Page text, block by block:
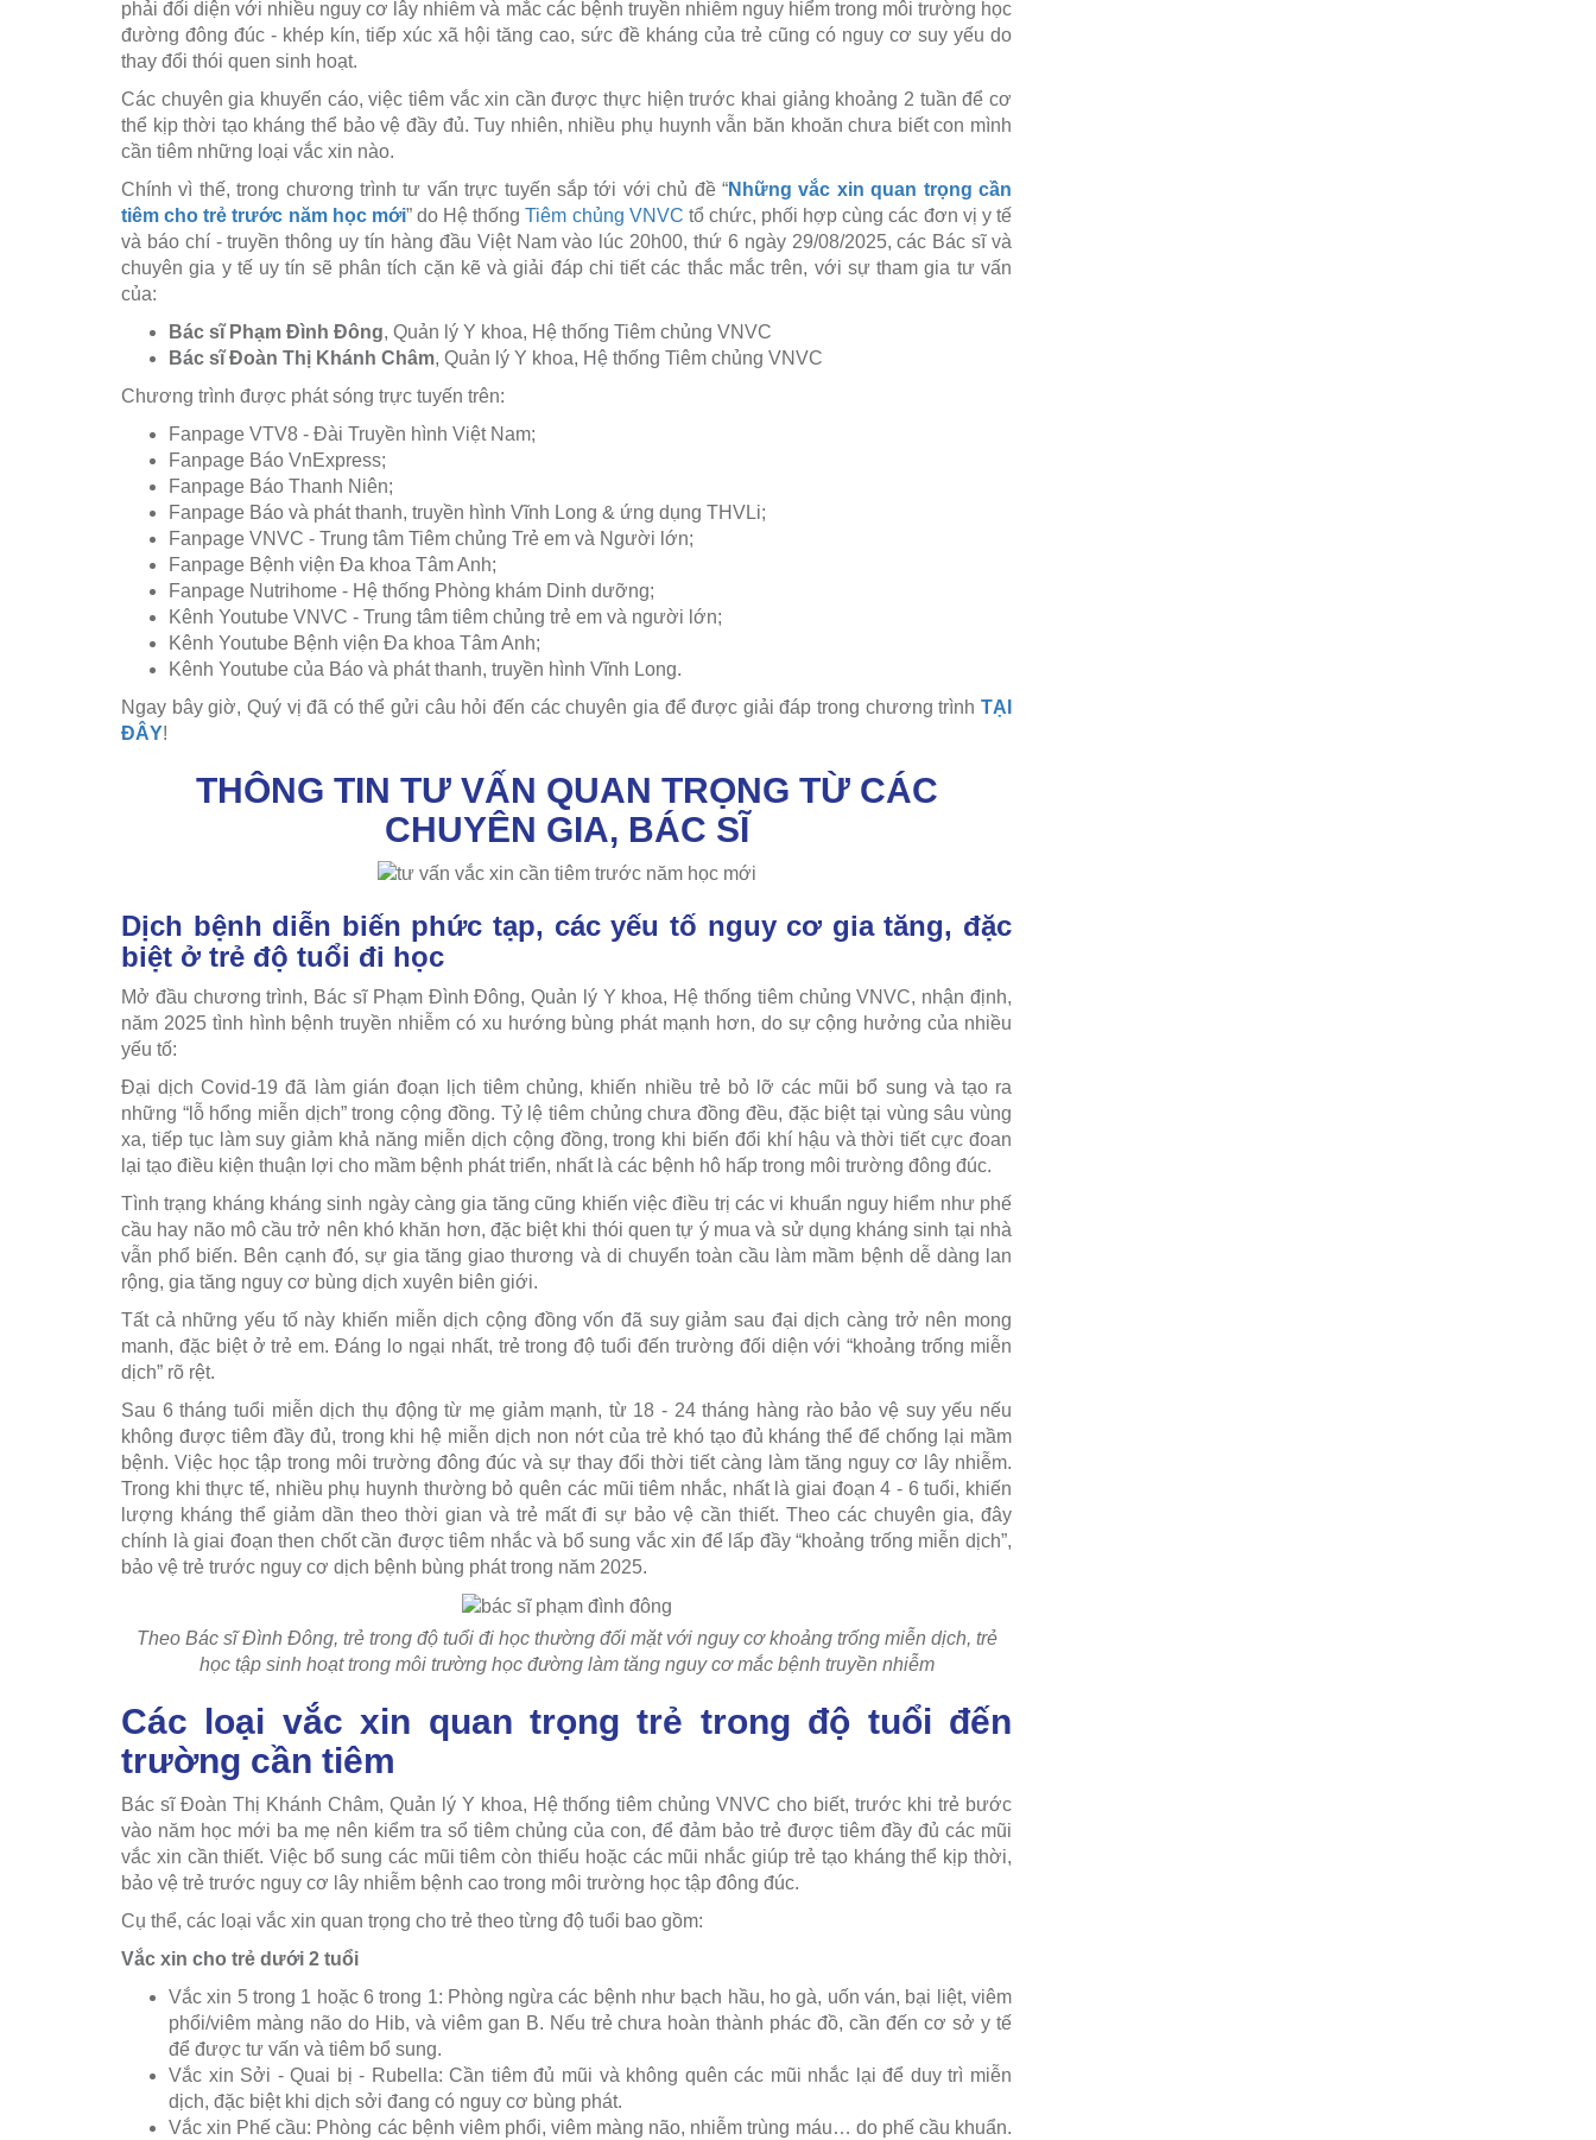
phải đối diện với nhiều nguy cơ lây nhiễm và mắc các bệnh truyền nhiễm nguy hiểm trong môi trường học
đường đông đúc - khép kín, tiếp xúc xã hội tăng cao, sức đề kháng của trẻ cũng có nguy cơ suy yếu do
thay đổi thói quen sinh hoạt.
Các chuyên gia khuyến cáo, việc tiêm vắc xin cần được thực hiện trước khai giảng khoảng 2 tuần để cơ
thể kịp thời tạo kháng thể bảo vệ đầy đủ. Tuy nhiên, nhiều phụ huynh vẫn băn khoăn chưa biết con mình
cần tiêm những loại vắc xin nào.
Chính vì thế, trong chương trình tư vấn trực tuyến sắp tới với chủ đề “Những vắc xin quan trọng cần
tiêm cho trẻ trước năm học mới” do Hệ thốngTiêm chủng VNVC tổ chức, phối hợp cùng các đơn vị y tế
và báo chí - truyền thông uy tín hàng đầu Việt Nam vào lúc 20h00, thứ 6 ngày 29/08/2025, các Bác sĩ và
chuyên gia y tế uy tín sẽ phân tích cặn kẽ và giải đáp chi tiết các thắc mắc trên, với sự tham gia tư vấn
của:
Bác sĩ Phạm Đình Đông, Quản lý Y khoa, Hệ thống Tiêm chủng VNVC
Bác sĩ Đoàn Thị Khánh Châm, Quản lý Y khoa, Hệ thống Tiêm chủng VNVC
Chương trình được phát sóng trực tuyến trên:
Fanpage VTV8 - Đài Truyền hình Việt Nam;
Fanpage Báo VnExpress;
Fanpage Báo Thanh Niên;
Fanpage Báo và phát thanh, truyền hình Vĩnh Long & ứng dụng THVLi;
Fanpage VNVC - Trung tâm Tiêm chủng Trẻ em và Người lớn;
Fanpage Bệnh viện Đa khoa Tâm Anh;
Fanpage Nutrihome - Hệ thống Phòng khám Dinh dưỡng;
Kênh Youtube VNVC - Trung tâm tiêm chủng trẻ em và người lớn;
Kênh Youtube Bệnh viện Đa khoa Tâm Anh;
Kênh Youtube của Báo và phát thanh, truyền hình Vĩnh Long.
Ngay bây giờ, Quý vị đã có thể gửi câu hỏi đến các chuyên gia để được giải đáp trong chương trình TẠI
ĐÂY!
THÔNG TIN TƯ VẤN QUAN TRỌNG TỪ CÁC
CHUYÊN GIA, BÁC SĨ
Dịch bệnh diễn biến phức tạp, các yếu tố nguy cơ gia tăng, đặc
biệt ở trẻ độ tuổi đi học
Mở đầu chương trình, Bác sĩ Phạm Đình Đông, Quản lý Y khoa, Hệ thống tiêm chủng VNVC, nhận định,
năm 2025 tình hình bệnh truyền nhiễm có xu hướng bùng phát mạnh hơn, do sự cộng hưởng của nhiều
yếu tố:
Đại dịch Covid-19 đã làm gián đoạn lịch tiêm chủng, khiến nhiều trẻ bỏ lỡ các mũi bổ sung và tạo ra
những “lỗ hổng miễn dịch” trong cộng đồng. Tỷ lệ tiêm chủng chưa đồng đều, đặc biệt tại vùng sâu vùng
xa, tiếp tục làm suy giảm khả năng miễn dịch cộng đồng, trong khi biến đổi khí hậu và thời tiết cực đoan
lại tạo điều kiện thuận lợi cho mầm bệnh phát triển, nhất là các bệnh hô hấp trong môi trường đông đúc.
Tình trạng kháng kháng sinh ngày càng gia tăng cũng khiến việc điều trị các vi khuẩn nguy hiểm như phế
cầu hay não mô cầu trở nên khó khăn hơn, đặc biệt khi thói quen tự ý mua và sử dụng kháng sinh tại nhà
vẫn phổ biến. Bên cạnh đó, sự gia tăng giao thương và di chuyển toàn cầu làm mầm bệnh dễ dàng lan
rộng, gia tăng nguy cơ bùng dịch xuyên biên giới.
Tất cả những yếu tố này khiến miễn dịch cộng đồng vốn đã suy giảm sau đại dịch càng trở nên mong
manh, đặc biệt ở trẻ em. Đáng lo ngại nhất, trẻ trong độ tuổi đến trường đối diện với “khoảng trống miễn
dịch” rõ rệt.
Sau 6 tháng tuổi miễn dịch thụ động từ mẹ giảm mạnh, từ 18 - 24 tháng hàng rào bảo vệ suy yếu nếu
không được tiêm đầy đủ, trong khi hệ miễn dịch non nớt của trẻ khó tạo đủ kháng thể để chống lại mầm
bệnh. Việc học tập trong môi trường đông đúc và sự thay đổi thời tiết càng làm tăng nguy cơ lây nhiễm.
Trong khi thực tế, nhiều phụ huynh thường bỏ quên các mũi tiêm nhắc, nhất là giai đoạn 4 - 6 tuổi, khiến
lượng kháng thể giảm dần theo thời gian và trẻ mất đi sự bảo vệ cần thiết. Theo các chuyên gia, đây
chính là giai đoạn then chốt cần được tiêm nhắc và bổ sung vắc xin để lấp đầy “khoảng trống miễn dịch”,
bảo vệ trẻ trước nguy cơ dịch bệnh bùng phát trong năm 2025.
Theo Bác sĩ Đình Đông, trẻ trong độ tuổi đi học thường đối mặt với nguy cơ khoảng trống miễn dịch, trẻ
học tập sinh hoạt trong môi trường học đường làm tăng nguy cơ mắc bệnh truyền nhiễm
Các loại vắc xin quan trọng trẻ trong độ tuổi đến
trường cần tiêm
Bác sĩ Đoàn Thị Khánh Châm, Quản lý Y khoa, Hệ thống tiêm chủng VNVC cho biết, trước khi trẻ bước
vào năm học mới ba mẹ nên kiểm tra sổ tiêm chủng của con, để đảm bảo trẻ được tiêm đầy đủ các mũi
vắc xin cần thiết. Việc bổ sung các mũi tiêm còn thiếu hoặc các mũi nhắc giúp trẻ tạo kháng thể kịp thời,
bảo vệ trẻ trước nguy cơ lây nhiễm bệnh cao trong môi trường học tập đông đúc.
Cụ thể, các loại vắc xin quan trọng cho trẻ theo từng độ tuổi bao gồm:
Vắc xin cho trẻ dưới 2 tuổi
Vắc xin 5 trong 1 hoặc 6 trong 1: Phòng ngừa các bệnh như bạch hầu, ho gà, uốn ván, bại liệt, viêm
phổi/viêm màng não do Hib, và viêm gan B. Nếu trẻ chưa hoàn thành phác đồ, cần đến cơ sở y tế
để được tư vấn và tiêm bổ sung.
Vắc xin Sởi - Quai bị - Rubella: Cần tiêm đủ mũi và không quên các mũi nhắc lại để duy trì miễn
dịch, đặc biệt khi dịch sởi đang có nguy cơ bùng phát.
Vắc xin Phế cầu: Phòng các bệnh viêm phổi, viêm màng não, nhiễm trùng máu… do phế cầu khuẩn.